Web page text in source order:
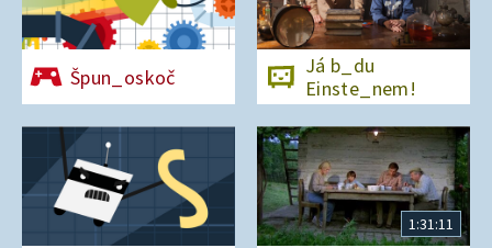
Špun_oskoč
Já b_du
Einste_nem!
1:31:11